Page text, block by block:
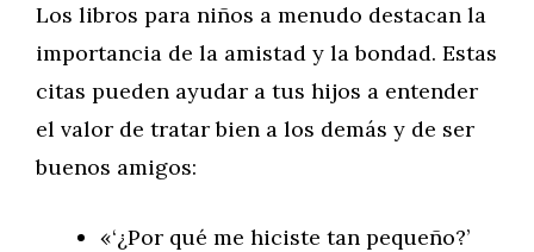
Los libros para niños a menudo destacan la
importancia de la amistad y la bondad. Estas
citas pueden ayudar a tus hijos a entender
el valor de tratar bien a los demás y de ser
buenos amigos:
«‘¿Por qué me hiciste tan pequeño?’